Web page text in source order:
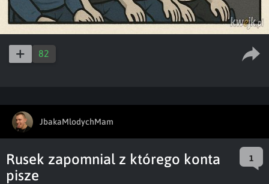
82
JbakaMlodychMam
Rusek zapomnial z którego konta
pisze
1